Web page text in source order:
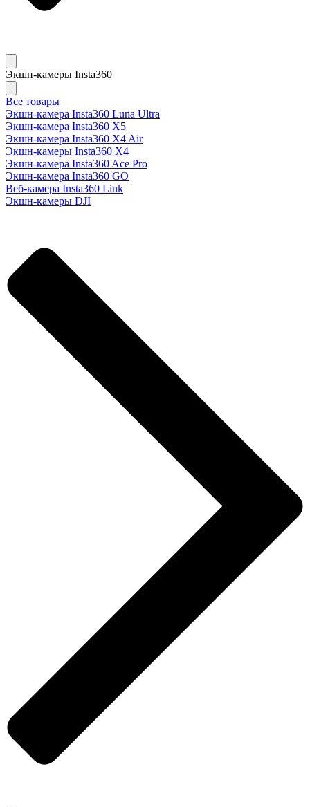
Экшн-камеры Insta360
Все товары
Экшн-камера Insta360 Luna Ultra
Экшн-камера Insta360 X5
Экшн-камера Insta360 X4 Air
Экшн-камеры Insta360 X4
Экшн-камера Insta360 Ace Pro
Экшн-камера Insta360 GO
Веб-камера Insta360 Link
Экшн-камеры DJI